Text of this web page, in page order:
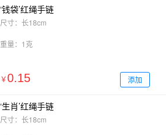
‘钱袋’红绳手链
尺寸：长18cm
重量：1克
￥0.15 添加
‘生肖’红绳手链
尺寸：长18cm